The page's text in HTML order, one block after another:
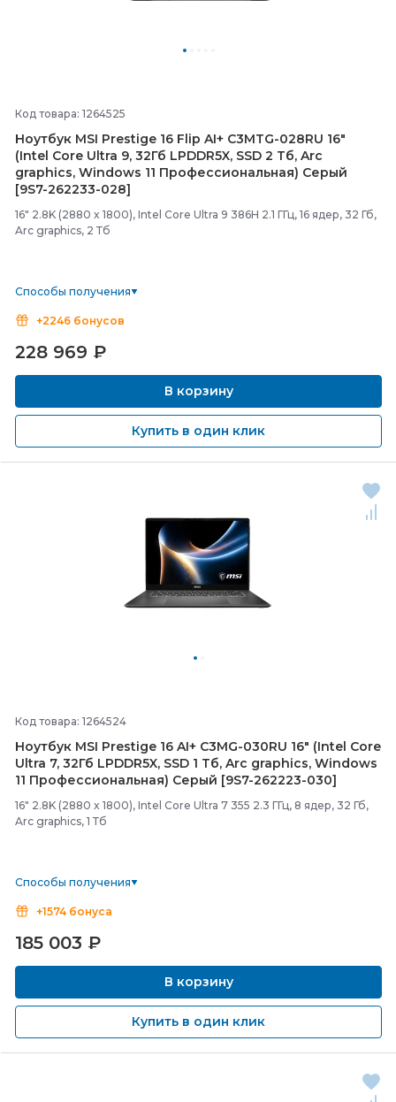
Код товара: 1264525
Ноутбук MSI Prestige 16 Flip AI+ C3MTG-028RU 16"
(Intel Core Ultra 9, 32Гб LPDDR5X, SSD 2 Тб, Arc
graphics, Windows 11 Профессиональная) Серый
[9S7-262233-028]
16" 2.8K (2880 x 1800), Intel Core Ultra 9 386H 2.1 ГГц, 16 ядер, 32 Гб,
Arc graphics, 2 Тб
Способы получения
+2246 бонусов
228 969 ₽
В корзину
Купить в один клик
Код товара: 1264524
Ноутбук MSI Prestige 16 AI+ C3MG-030RU 16" (Intel Core
Ultra 7, 32Гб LPDDR5X, SSD 1 Тб, Arc graphics, Windows
11 Профессиональная) Серый [9S7-262223-030]
16" 2.8K (2880 x 1800), Intel Core Ultra 7 355 2.3 ГГц, 8 ядер, 32 Гб,
Arc graphics, 1 Тб
Способы получения
+1574 бонуса
185 003 ₽
В корзину
Купить в один клик